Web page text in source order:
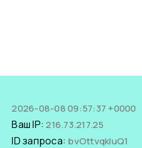
2026-08-08 09:57:37 +0000
Ваш IP:216.73.217.25
ID запроса: bvOttvqkluQ1